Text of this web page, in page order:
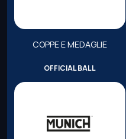
COPPE E MEDAGLIE
OFFICIAL BALL